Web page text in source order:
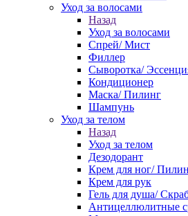
Уход за волосами
Назад
Уход за волосами
Спрей/ Мист
Филлер
Сыворотка/
Кондиционер
Маска/ Пилинг
Шампунь
Уход за телом
Назад
Уход за телом
Дезодорант
Крем для ног/
Крем для рук
Гель для душа/
Антицеллюлитные